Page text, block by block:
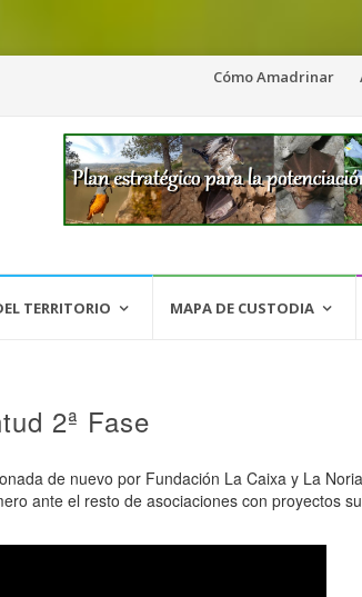
Saltar
contenido
Cómo Amadrinar
TERRITORIO MAPA DE CUSTODIA
2ª Fase
de nuevo por Fundación La Caixa y La
ante el resto de asociaciones con proyectos